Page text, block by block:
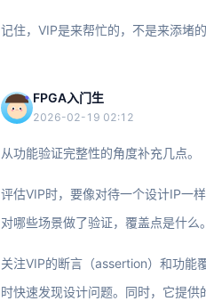
记住，VIP是来帮忙的，不是来添堵
FPGA入门生
2026-02-19 02:12
从功能验证完整性的角度补充几点。
评估VIP时，要像对待一个设计IP一
对哪些场景做了验证，覆盖点是什么
关注VIP的断言（assertion）和功能
时快速发现设计问题。同时，它提供